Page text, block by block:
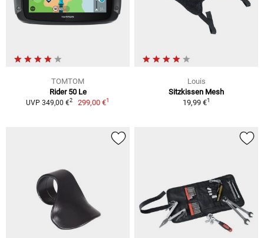
TOMTOM
Rider 50 Le
UVP 349,00 €2 299,00 €1
Louis
Sitzkissen Mesh
19,99 €1